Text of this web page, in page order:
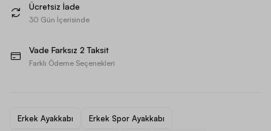
Ücretsiz İade
30 Gün İçerisinde
Vade Farksız 2 Taksit
Farklı Ödeme Seçenekleri
Erkek Ayakkabı Erkek Spor Ayakkabı